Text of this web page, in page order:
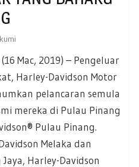
Mac, 2019) – Pengeluar
Harley-Davidson Motor
pelancaran semula
mereka di Pulau Pinang
Pulau Pinang.
Melaka dan
Harley-Davidson